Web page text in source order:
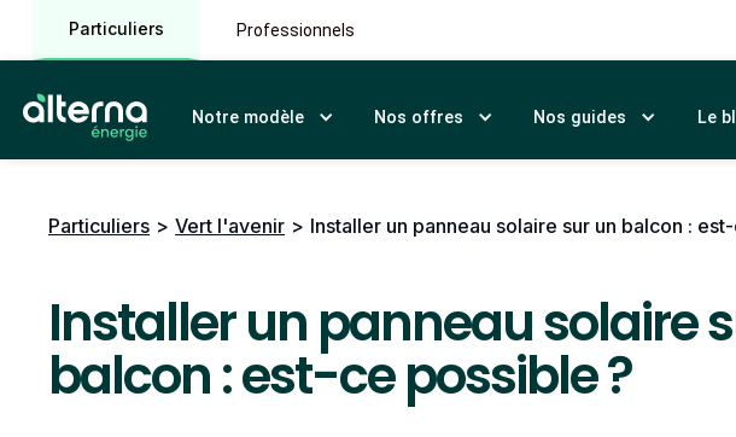
Particuliers Professionnels
Notre modèle Nos offres Nos guides Le
Particuliers > Vert l'avenir > Installer un panneau solaire sur un balcon :
Installer un panneau solaire
balcon : est-ce possible ?